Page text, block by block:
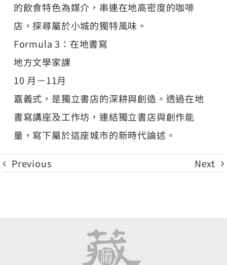
的飲食特色為媒介，串連在地高密度的咖啡
店，探尋屬於小城的獨特風味。
Formula 3：在地書寫
地方文學家課
10 月－11月
嘉義式，是獨立書店的深耕與創造。透過在地
書寫講座及工作坊，連結獨立書店與創作能
量，寫下屬於這座城市的新時代論述。
Previous Next